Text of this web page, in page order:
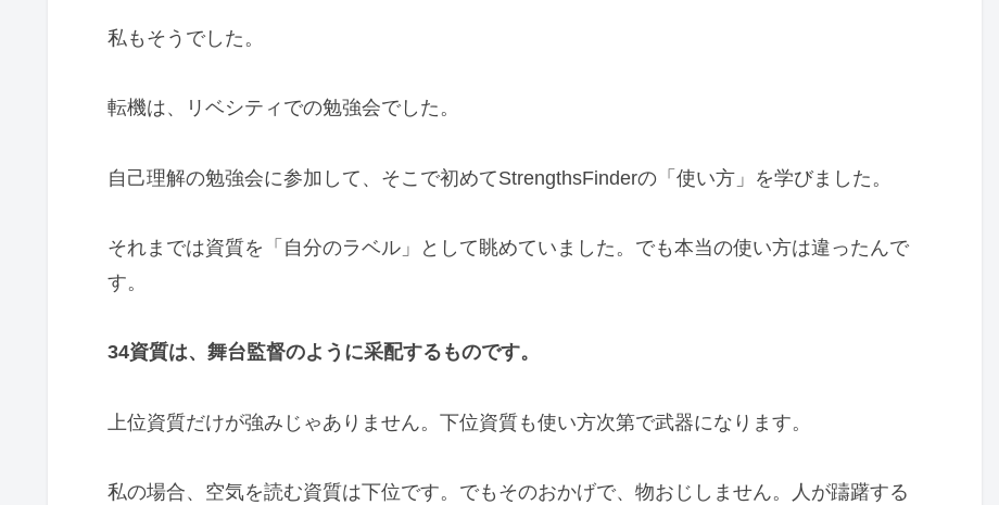
私もそうでした。
転機は、リベシティでの勉強会でした。
自己理解の勉強会に参加して、そこで初めてStrengthsFinderの「使い方」を学びました。
それまでは資質を「自分のラベル」として眺めていました。でも本当の使い方は違ったんで
す。
34資質は、舞台監督のように采配するものです。
上位資質だけが強みじゃありません。下位資質も使い方次第で武器になります。
私の場合、空気を読む資質は下位です。でもそのおかげで、物おじしません。人が躊躇する